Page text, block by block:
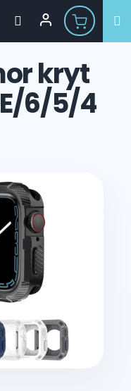
kryt
6/5/4